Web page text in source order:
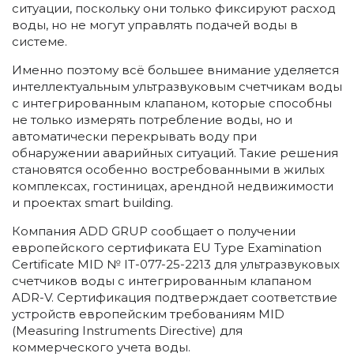
ситуации, поскольку они только фиксируют расход
воды, но не могут управлять подачей воды в
системе.
Именно поэтому всё большее внимание уделяется
интеллектуальным ультразвуковым счетчикам воды
с интегрированным клапаном, которые способны
не только измерять потребление воды, но и
автоматически перекрывать воду при
обнаружении аварийных ситуаций. Такие решения
становятся особенно востребованными в жилых
комплексах, гостиницах, арендной недвижимости
и проектах smart building.
Компания ADD GRUP сообщает о получении
европейского сертификата EU Type Examination
Certificate MID № IT-077-25-2213 для ультразвуковых
счетчиков воды с интегрированным клапаном
ADR-V. Сертификация подтверждает соответствие
устройств европейским требованиям MID
(Measuring Instruments Directive) для
коммерческого учета воды.